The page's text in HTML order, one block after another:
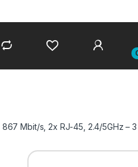
Mbit/s, 2x RJ-45, 2.4/5GHz – 3